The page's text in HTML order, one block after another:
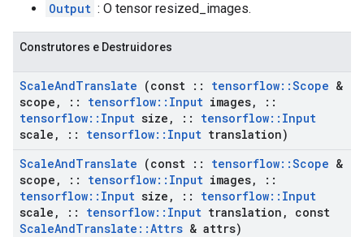
Output : O tensor resized_images.
Construtores e Destruidores
ScaleAndTranslate (const :: tensorflow::Scope &
scope , :: tensorflow:: Input images,
::
tensorflow:: Input size , :: tensorflow:: Input
scale , :: tensorflow:: Input translation)
ScaleAndTranslate (const :: tensorflow::Scope &
scope , :: tensorflow:: Input images,
::
tensorflow:: Input size , :: tensorflow:: Input
scale , :: tensorflow:: Input translation ,
const
ScaleAndTranslate ::Attrs & attrs)